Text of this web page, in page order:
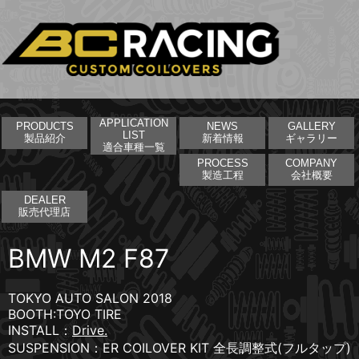
PRODUCTS
製品紹介
APPLICATION
LIST
適合車種一覧
NEWS
新着情報
GALLERY
ギャラリー
PROCESS
製造工程
COMPANY
会社概要
DEALER
販売代理店
BMW M2 F87
TOKYO AUTO SALON 2018
BOOTH:TOYO TIRE
INSTALL： Drive.
SUSPENSION：ER COILOVER KIT 全長調整式(フルタップ)